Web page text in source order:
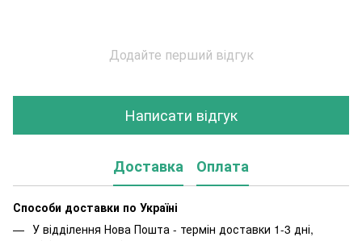
Додайте перший відгук
Написати відгук
Доставка Оплата
Способи доставки по Україні
У відділення Нова Пошта - термін доставки 1-3 дні,